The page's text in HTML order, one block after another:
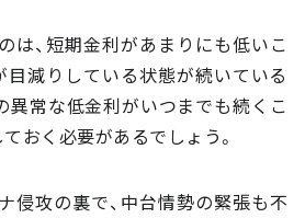
は、短期金利があまりにも低いこ
目減りしている状態が続いている
異常な低金利がいつまでも続くこ
おく必要があるでしょう。
侵攻の裏で、中台情勢の緊張も不